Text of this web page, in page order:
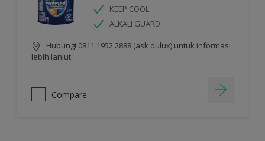
KEEP COOL
ALKALI GUARD
Hubungi 0811 1952 2888 (ask dulux) untuk informasi
lebih lanjut
Compare